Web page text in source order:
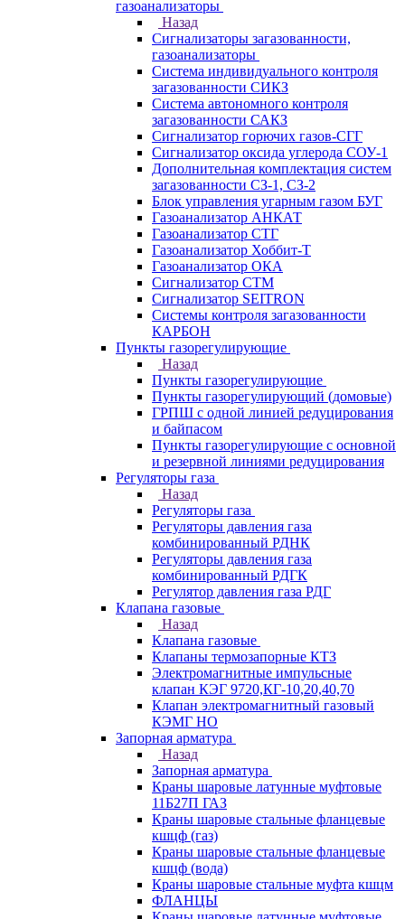
газоанализаторы
Назад
Сигнализаторы загазованности,
газоанализаторы
Система индивидуального контроля
загазованности СИКЗ
Система автономного контроля
загазованности САКЗ
Сигнализатор горючих газов-СГГ
Сигнализатор оксида углерода СОУ-1
Дополнительная комплектация систем
загазованности СЗ-1, СЗ-2
Блок управления угарным газом БУГ
Газоанализатор АНКАТ
Газоанализатор СТГ
Газоанализатор Хоббит-Т
Газоанализатор ОКА
Сигнализатор СТМ
Сигнализатор SEITRON
Системы контроля загазованности
КАРБОН
Пункты газорегулирующие
Назад
Пункты газорегулирующие
Пункты газорегулирующий (домовые)
ГРПШ с одной линией редуцирования
и байпасом
Пункты газорегулирующие с основной
и резервной линиями редуцирования
Регуляторы газа
Назад
Регуляторы газа
Регуляторы давления газа
комбинированный РДНК
Регуляторы давления газа
комбинированный РДГК
Регулятор давления газа РДГ
Клапана газовые
Назад
Клапана газовые
Клапаны термозапорные КТЗ
Электромагнитные импульсные
клапан КЭГ 9720,КГ-10,20,40,70
Клапан электромагнитный газовый
КЭМГ НО
Запорная арматура
Назад
Запорная арматура
Краны шаровые латунные муфтовые
11Б27П ГАЗ
Краны шаровые стальные фланцевые
кшцф (газ)
Краны шаровые стальные фланцевые
кшцф (вода)
Краны шаровые стальные муфта кшцм
ФЛАНЦЫ